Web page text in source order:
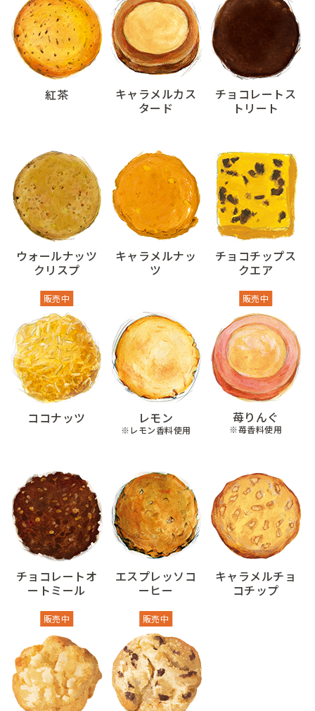
紅茶
キャラメルカス
タード
チョコレートス
トリート
ウォールナッツ
クリスプ
キャラメルナッ
ツ
チョコチップス
クエア
ココナッツ
販売中
レモン
※レモン香料使用
苺りんぐ
※苺香料使用
販売中
チョコレートオ
ートミール
エスプレッソコ
ーヒー
キャラメルチョ
コチップ
販売中 販売中